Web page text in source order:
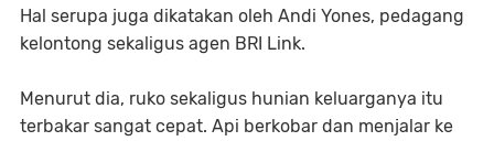
Hal serupa juga dikatakan oleh Andi Yones, pedagang
kelontong sekaligus agen BRI Link.
Menurut dia, ruko sekaligus hunian keluarganya itu
terbakar sangat cepat. Api berkobar dan menjalar ke